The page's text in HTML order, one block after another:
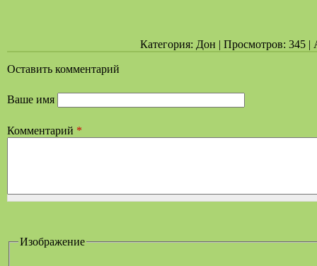
Категория: Дон | Просмотров: 345 |
Оставить комментарий
Ваше имя
Комментарий *
Изображение